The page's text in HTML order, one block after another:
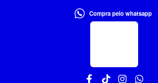
Compra pelo whatsapp